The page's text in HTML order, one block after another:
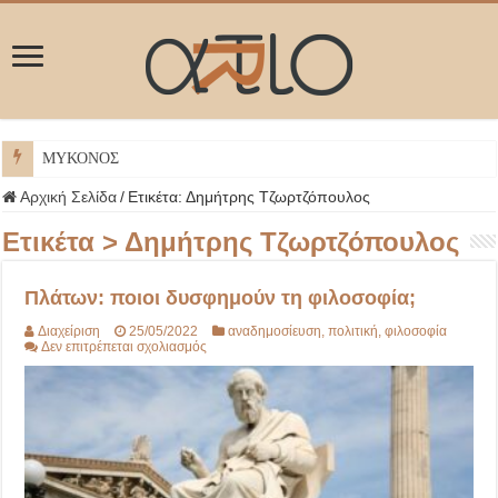
ΜΥΚΟΝΟΣ
Αρχική Σελίδα / Ετικέτα:Δημήτρης Τζωρτζόπουλος
Ετικέτα > Δημήτρης Τζωρτζόπουλος
Πλάτων: ποιοι δυσφημούν τη φιλοσοφία;
Διαχείριση 25/05/2022 αναδημοσίευση ,πολιτική ,φιλοσοφία
Δεν επιτρέπεται σχολιασμός
ποιοι
δυσφημούν
φιλοσοφία;